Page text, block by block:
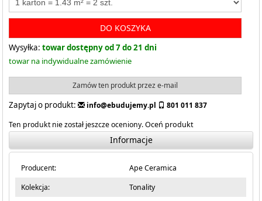
DO KOSZYKA
Wysyłka: towar dostępny od 7 do 21 dni
towar na indywidualne zamówienie
Zamów ten produkt przez e-mail
Zapytaj o produkt: info@ebudujemy.pl
801 011 837
Ten produkt nie został jeszcze oceniony.Oceń produkt
Informacje
Producent:
Ape Ceramica
Kolekcja:
Tonality